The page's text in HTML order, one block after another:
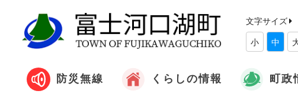
文字サイズ
小 中
防災無線 くらしの情報 町政